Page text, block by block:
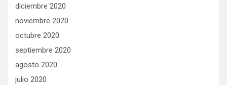
diciembre 2020
noviembre 2020
octubre 2020
septiembre 2020
agosto 2020
julio 2020